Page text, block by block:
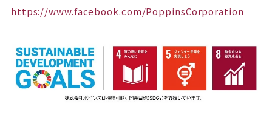
https://www.facebook.com/PoppinsCorporation